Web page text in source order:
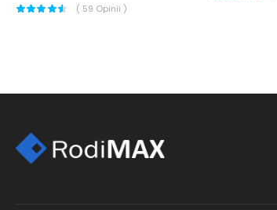
( 59 Opinii )